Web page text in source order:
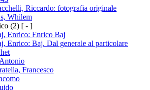
Riccardo: fotografia originale
Whilem
(2) [ - ]
Enrico: Enrico Baj
Enrico: Baj. Dal generale al particolare
Francesco